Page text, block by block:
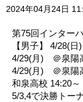
2024年04月24日
第75回インター
【男子】 4/28(
4/29(月) ＠泉陽
4/29(月) ＠泉
和泉高校 14:20
5/3,4で決勝トー